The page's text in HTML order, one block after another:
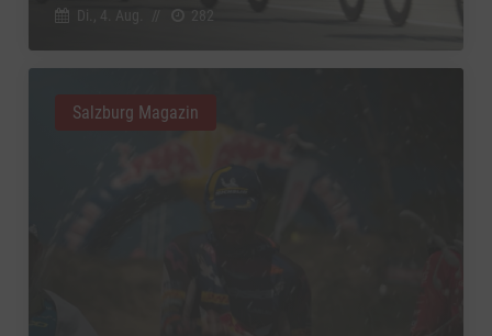
Di., 4. Aug. // 282
Salzburg Magazin